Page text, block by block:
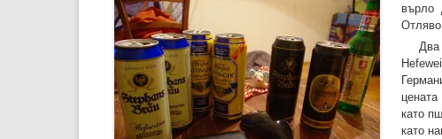
върло
като
като